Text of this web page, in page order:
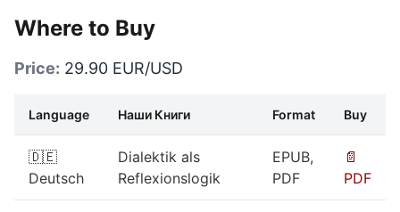
Where to Buy
Price: 29.90 EUR/USD
Language Наши Книги Format Buy
🇩🇪
Deutsch
Dialektik als
Reflexionslogik
EPUB,
PDF
📄
PDF